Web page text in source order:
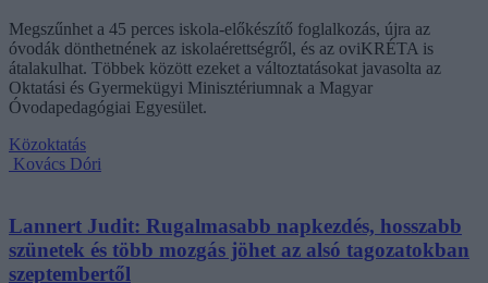
Megszűnhet a 45 perces iskola-előkészítő foglalkozás, újra az
óvodák dönthetnének az iskolaérettségről, és az oviKRÉTA is
átalakulhat. Többek között ezeket a változtatásokat javasolta az
Oktatási és Gyermekügyi Minisztériumnak a Magyar
Óvodapedagógiai Egyesület.
Közoktatás
Kovács Dóri
Lannert Judit: Rugalmasabb napkezdés, hosszabb
szünetek és több mozgás jöhet az alsó tagozatokban
szeptembertől